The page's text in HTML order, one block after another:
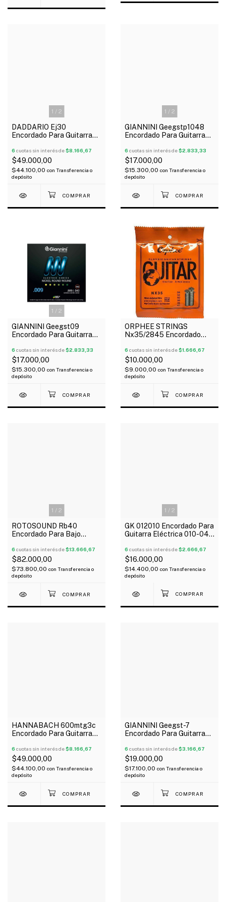
1 / 2
DADDARIO Ej30
Encordado Para Guitarra
Normal Nylon Entorchado
6 cuotas sin interés de$8.166,67
$49.000,00
$44.100,00 con Transferencia o
depósito
1 / 2
GIANNINI Geegstp1048
Encordado Para Guitarra
6 cuotas sin interés de$2.833,33
$17.000,00
$15.300,00 con Transferencia o
depósito
1 / 2
GIANNINI Geegst09
Encordado Para Guitarra
6 cuotas sin interés de$2.833,33
$17.000,00
$15.300,00 con Transferencia o
depósito
ORPHEE STRINGS
Nx35/2845 Encordado
045 Nylon Tensión Alta
6 cuotas sin interés de$1.666,67
$10.000,00
$9.000,00 con Transferencia o
depósito
1 / 2
ROTOSOUND Rb40
Encordado Para Bajo
100
6 cuotas sin interés de$13.666,67
$82.000,00
$73.800,00 con Transferencia o
depósito
1 / 2
GK 012010 Encordado Para
Guitarra Eléctrica 010-046
6 cuotas sin interés de$2.666,67
$16.000,00
$14.400,00 con Transferencia o
depósito
HANNABACH 600mtg3c
Encordado Para Guitarra
Tensión Media
6 cuotas sin interés de$8.166,67
$49.000,00
$44.100,00 con Transferencia o
depósito
GIANNINI Geegst-7
Encordado Para Guitarra
59
6 cuotas sin interés de$3.166,67
$19.000,00
$17.100,00 con Transferencia o
depósito